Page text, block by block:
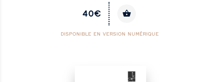
40€
DISPONIBLE EN VERSION NUMÉRIQUE